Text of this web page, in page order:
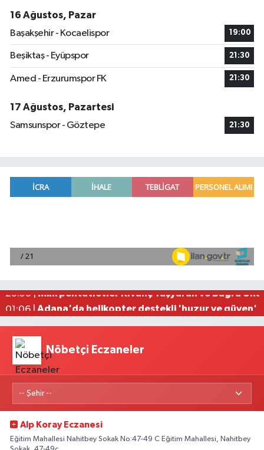
16 Ağustos, Pazar
Başakşehir - Kocaelispor
19:00
Beşiktaş - Eyüpspor 21:30
Amed - Erzurumspor FK 21:30
17 Ağustos, Pazartesi
Samsunspor - Göztepe
21:30
00:05 |
Adana'da silahlı saldırıda 3 kişi yaralandı
01:06 |
Nöbetçi Eczaneler
Alp Koray Eczanesi
Eğitim Mahallesi Nahitbey Sokak No:47-49 C Eğitim Mahallesi, Nahitbey